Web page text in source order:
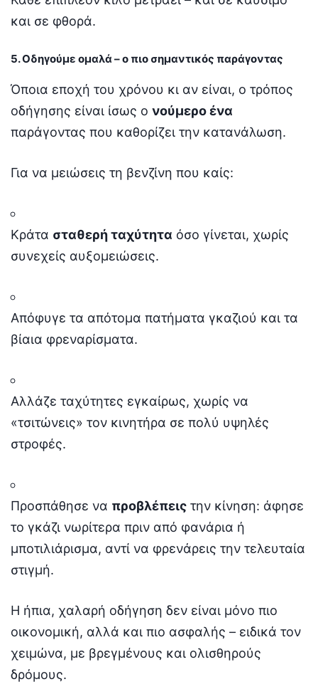
και σε φθορά.
5. Οδηγούμε ομαλά – ο πιο σημαντικός παράγοντας
Όποια εποχή του χρόνου κι αν είναι, ο τρόπος
οδήγησης είναι ίσως ο νούμερο ένα
παράγοντας που καθορίζει την κατανάλωση.
Για να μειώσεις τη βενζίνη που καίς:
Κράτα σταθερή ταχύτητα όσο γίνεται, χωρίς
συνεχείς αυξομειώσεις.
Απόφυγε τα απότομα πατήματα γκαζιού και τα
βίαια φρεναρίσματα.
Αλλάζε ταχύτητες εγκαίρως, χωρίς να
«τσιτώνεις» τον κινητήρα σε πολύ υψηλές
στροφές.
Προσπάθησε να προβλέπεις την κίνηση: άφησε
το γκάζι νωρίτερα πριν από φανάρια ή
μποτιλιάρισμα, αντί να φρενάρεις την τελευταία
στιγμή.
Η ήπια, χαλαρή οδήγηση δεν είναι μόνο πιο
οικονομική, αλλά και πιο ασφαλής – ειδικά τον
χειμώνα, με βρεγμένους και ολισθηρούς
δρόμους.